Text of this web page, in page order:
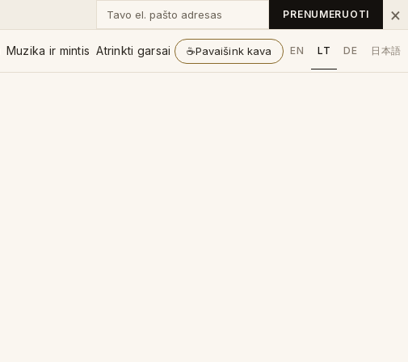
Tavo el. pašto adresas PRENUMERUOTI ×
Muzika ir mintis Atrinkti garsai ☕Pavaišink kava EN LT DE 日本語